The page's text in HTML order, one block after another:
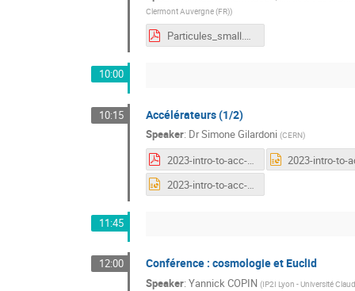
Clermont Auvergne (FR))
Particules_small.pdf
10:00
10:15 Accélérateurs (1/2)
Speaker: DrSimone Gilardoni (CERN)
2023-intro-to-acc-first-general.pdf
2023-intro-to-acc-third-general.pptx
11:45
12:00 Conférence : cosmologie et Euclid
Speaker: Yannick COPIN (IP2I Lyon - Université